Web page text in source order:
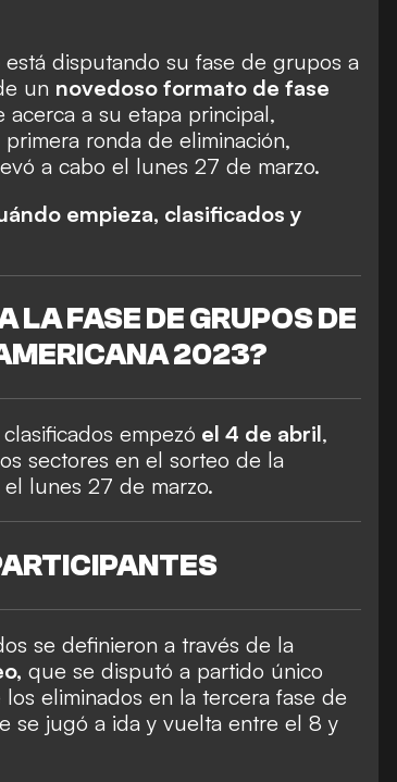
está disputando su fase de grupos a
un novedoso formato de fase
acerca a su etapa principal,
ronda de eliminación,
a cabo el lunes 27 de marzo.
empieza, clasificados y
LA FASE DE GRUPOS DE
2023?
empezó el 4 de abril,
sectores en el sorteo de la
lunes 27 de marzo.
se definieron a través de la
que se disputó a partido único
eliminados en la tercera fase de
se jugó a ida y vuelta entre el 8 y